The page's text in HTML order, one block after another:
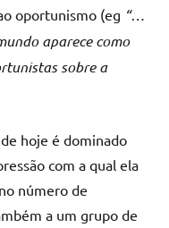
oportunismo (eg “…
aparece como
sobre a
hoje é dominado
com a qual ela
número de
a um grupo de